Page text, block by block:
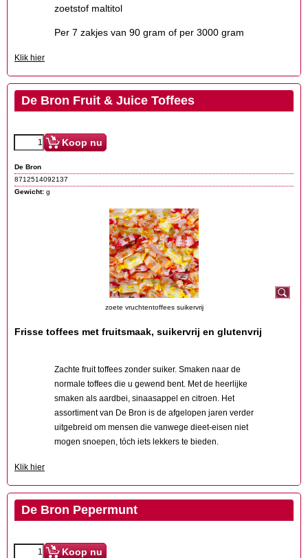
zoetstof maltitol
Per 7 zakjes van 90 gram of per 3000 gram
Klik hier
De Bron Fruit & Juice Toffees
Koop nu
De Bron
8712514092137
Gewicht: g
zoete vruchtentoffees suikervrij
Frisse toffees met fruitsmaak, suikervrij en glutenvrij
Zachte fruit toffees zonder suiker. Smaken naar de
normale toffees die u gewend bent. Met de heerlijke
smaken als aardbei, sinaasappel en citroen. Het
assortiment van De Bron is de afgelopen jaren verder
uitgebreid om mensen die vanwege dieet-eisen niet
mogen snoepen, tóch iets lekkers te bieden.
Klik hier
De Bron Pepermunt
Koop nu